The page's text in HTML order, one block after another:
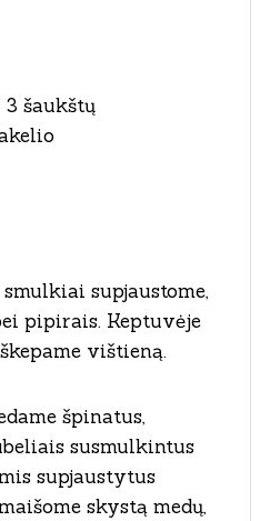
šaukštų
supjaustome,
pipirais. Keptuvėje
vištieną.
špinatus,
susmulkintus
supjaustytus
skystą medų,